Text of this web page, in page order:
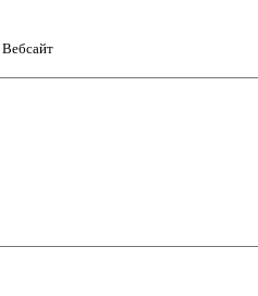
Вебсайт